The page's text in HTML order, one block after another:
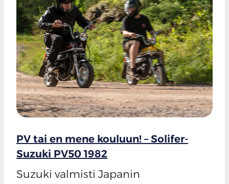
PV tai en mene kouluun! – Solifer-
Suzuki PV50 1982
Suzuki valmisti Japanin